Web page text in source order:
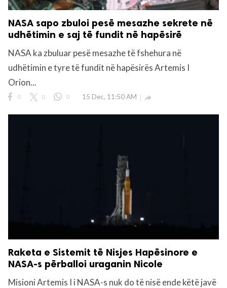
NASA sapo zbuloi pesë mesazhe sekrete në
udhëtimin e saj të fundit në hapësirë
NASA ka zbuluar pesë mesazhe të fshehura në
udhëtimin e tyre të fundit në hapësirës Artemis I
Orion...
0 0 0 15 Dec, 11:50 AM 
Raketa e Sistemit të Nisjes Hapësinore e
NASA-s përballoi uraganin Nicole
Misioni Artemis I i NASA-s nuk do të nisë ende këtë javë